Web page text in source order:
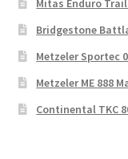
Mitas Enduro
Bridgestone
Metzeler Sportec
Metzeler ME 888
Continental TKC